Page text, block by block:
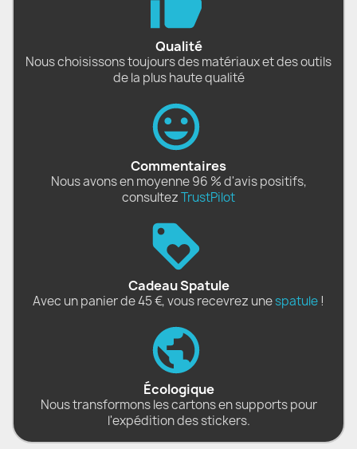
Qualité
Nous choisissons toujours des matériaux et des outils
de la plus haute qualité
Commentaires
Nous avons en moyenne 96 % d'avis positifs,
consultezTrustPilot
Cadeau Spatule
Avec un panier de 45 €, vous recevrez unespatule !
Écologique
Nous transformons les cartons en supports pour
l'expédition des stickers.